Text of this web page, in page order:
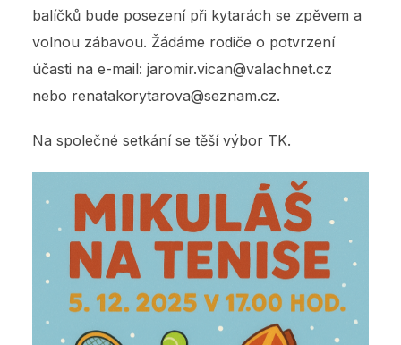
balíčků bude posezení při kytarách se zpěvem a
volnou zábavou. Žádáme rodiče o potvrzení
účasti na e-mail: jaromir.vican@valachnet.cz
nebo renatakorytarova@seznam.cz.
Na společné setkání se těší výbor TK.